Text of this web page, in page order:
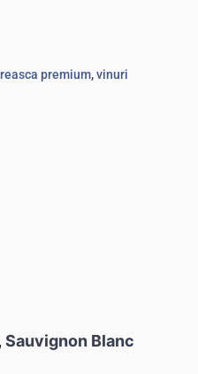
Sauvignon Blanc
premium,vinuri